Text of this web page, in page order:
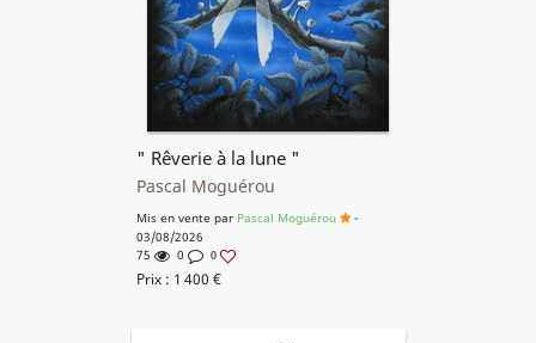
" Rêverie à la lune "
Pascal Moguérou
Mis en vente par Pascal Moguérou
-
03/08/2026
75
0 0
Prix : 1 400 €